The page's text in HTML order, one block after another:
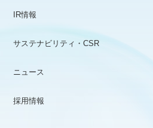
IR情報
サステナビリティ・CSR
ニュース
採用情報